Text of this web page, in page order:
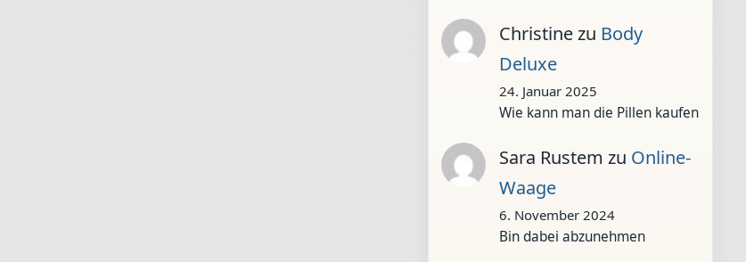
Christinezu Body
Deluxe
24. Januar 2025
Wie kann man die Pillen kaufen
Sara Rustem zu Online-
Waage
6. November 2024
Bin dabei abzunehmen